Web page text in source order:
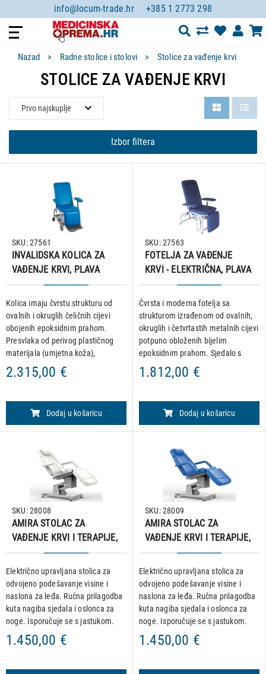
info@locum-trade.hr +385 1 2773 298
Nazad Radne stolice i stolovi Stolice za vađenje krvi
STOLICE ZA VAĐENJE KRVI
Izbor filtera
INVALIDSKA KOLICA ZA
VAĐENJE KRVI, PLAVA
Kolica imaju čvrstu strukturu od
ovalnih i okruglih čeličnih cijevi
obojenih epoksidnim prahom.
Presvlaka od perivog plastičnog
materijala (umjetna koža),
vatrootporne klase 1 IM. Podstava
od poliuretanske pjene visoke
SKU: 27561
2.315,00 €
Dodaj u košaricu
FOTELJA ZA VAĐENJE
KRVI - ELEKTRIČNA, PLAVA
Čvrsta i moderna fotelja sa
strukturom izrađenom od ovalnih,
okruglih i četvrtastih metalnih cijevi
potpuno obloženih bijelim
epoksidnim prahom. Sjedalo s
drvenom bazom, punjeno
poliuretanskom pjenom visoke
umjetn
SKU: 27563
1.812,00 €
Dodaj u košaricu
AMIRA STOLAC ZA
VAĐENJE KRVI I TERAPIJE,
električni, 2 motora, bijeli
Električno upravljana stolica za
odvojeno podešavanje visine i
naslona za leđa. Ručna prilagodba
kuta nagiba sjedala i oslonca za
noge. Isporučuje se s jastukom.
Otvor za lice ispod jastuka -
Dimenzije: 185 x 69 x v 64–86 cm -
SKU: 28008
1.450,00 €
AMIRA STOLAC ZA
VAĐENJE KRVI I TERAPIJE,
električni, 2 motora, plavi
Električno upravljana stolica za
odvojeno podešavanje visine i
naslona za leđa. Ručna prilagodba
kuta nagiba sjedala i oslonca za
noge. Isporučuje se s jastukom.
Otvor za lice ispod jastuka -
Dimenzije: 185 x 69 x v 64–86 cm -
SKU: 28009
1.450,00 €